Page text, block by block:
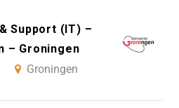
Support (IT) –
– Groningen
Groningen